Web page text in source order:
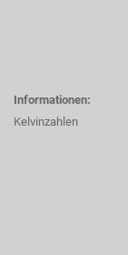
Informationen:
Kelvinzahlen